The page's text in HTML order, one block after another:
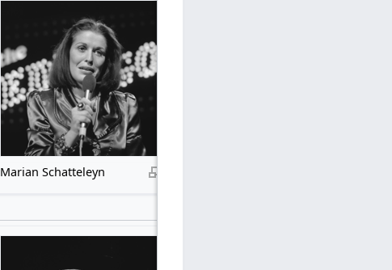
Marian Schatteleyn